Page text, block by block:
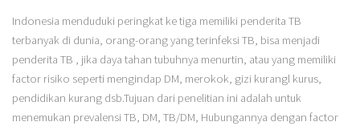
Indonesia menduduki peringkat ke tiga memiliki penderita TB
terbanyak di dunia, orang-orang yang terinfeksi TB, bisa menjadi
penderita TB , jika daya tahan tubuhnya menurtin, atau yang memiliki
factor risiko seperti mengindap DM, merokok, gizi kurangl kurus,
pendidikan kurang dsb.Tujuan dari penelitian ini adalah untuk
menemukan prevalensi TB, DM, TB/DM, Hubungannya dengan factor